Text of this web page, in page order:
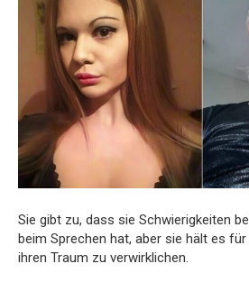
Sie gibt zu, dass sie Schwierigkeiten
beim Sprechen hat, aber sie hält es
ihren Traum zu verwirklichen.